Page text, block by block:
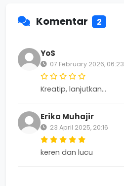
Komentar 2
YoS
07 February 2026, 06:23
Kreatip, lanjutkan...
Erika Muhajir
23 April 2025, 20:16
keren dan lucu